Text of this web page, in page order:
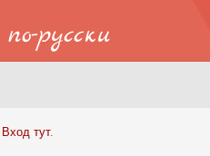
по-русски
Вход тут.